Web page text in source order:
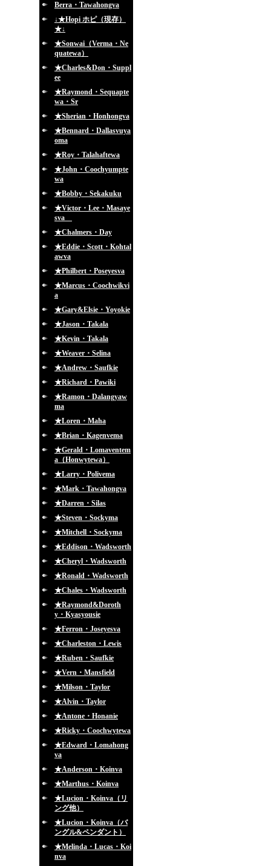
Berra・Tawahongva
↓★Hopi ホピ（現存）
★↓
★Sonwai（Verma・Ne
quatewa）
★Charles&Don・Suppl
ee
★Raymond・Sequapte
wa・Sr
★Sherian・Honhongva
★Bennard・Dallasvuya
oma
★Roy・Talahaftewa
★John・Coochyumpte
wa
★Bobby・Sekakuku
★Victor・Lee・Masaye
sva
★Chalmers・Day
★Eddie・Scott・Kohtal
awva
★Philbert・Poseyesva
★Marcus・Coochwikvi
a
★Gary&Elsie・Yoyokie
★Jason・Takala
★Kevin・Takala
★Weaver・Selina
★Andrew・Saufkie
★Richard・Pawiki
★Ramon・Dalangyaw
ma
★Loren・Maha
★Brian・Kagenvema
★Gerald・Lomaventem
a（Honwytewa）
★Larry・Polivema
★Mark・Tawahongva
★Darren・Silas
★Steven・Sockyma
★Mitchell・Sockyma
★Eddison・Wadsworth
★Cheryl・Wadsworth
★Ronald・Wadsworth
★Chales・Wadsworth
★Raymond&Doroth
y・Kyasyousie
★Ferron・Joseyesva
★Charleston・Lewis
★Ruben・Saufkie
★Vern・Mansfield
★Milson・Taylor
★Alvin・Taylor
★Antone・Honanie
★Ricky・Coochwytewa
★Edward・Lomahong
va
★Anderson・Koinva
★Marthus・Koinva
★Lucion・Koinva（リ
ング他）
★Lucion・Koinva（バ
ングル&ペンダント）
★Melinda・Lucas・Koi
nva